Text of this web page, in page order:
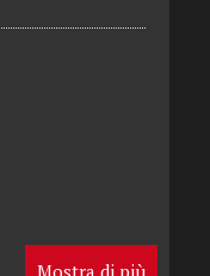
Mostra di più